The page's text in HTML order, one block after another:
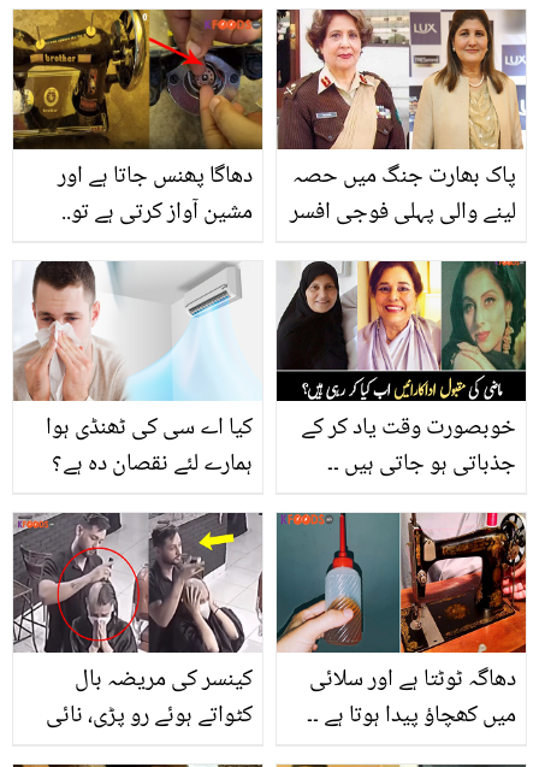
کرنے کے چند آسان اور
گھریلو طریقے
دھاگا پھنس جاتا ہے اور
مشین آواز کرتی ہے تو..
مسئلوں کو گھر بیٹھے
ٹھیک کرنے کا طریقہ
پاک بھارت جنگ میں حصہ
لینے والی پہلی فوجی افسر
خواتین افسر، جن سے
بھارت بھی ڈرتا ہے
کیا اے سی کی ٹھنڈی ہوا
ہمارے لئے نقصان دہ ہے؟
میں کیا کہتے ہیں
خوبصورت وقت یاد کر کے
جذباتی ہو جاتی ہیں ۔۔
اب کیا کر رہی ہیں؟
کینسر کی مریضہ بال
کٹواتے ہوئے رو پڑی، نائی
دھاگہ ٹوٹتا ہے اور سلائی
میں کھچاؤ پیدا ہوتا ہے ۔۔